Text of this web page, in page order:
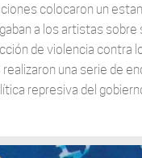
colocaron un
a los artistas sobre
de violencia contra
una serie de
represiva del